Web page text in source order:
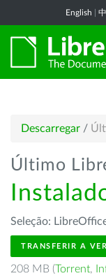
English
Descarregar /
Último
Seleção:
TRANSFERIR A
208 MB (Torrent,